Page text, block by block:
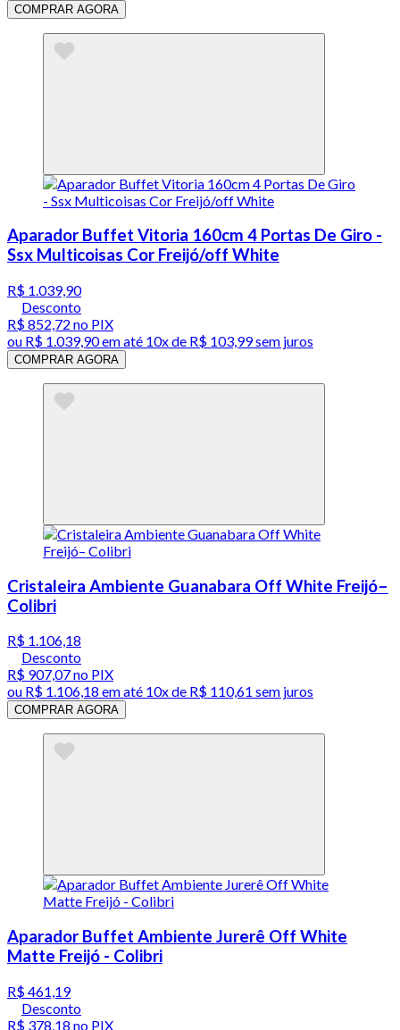
COMPRAR AGORA
Aparador Buffet Vitoria 160cm 4 Portas De Giro -
Ssx Multicoisas Cor Freijó/off White
R$ 1.039,90
Desconto
R$ 852,72 no PIX
ou R$ 1.039,90em até 10x de R$ 103,99 sem juros
COMPRAR AGORA
Cristaleira Ambiente Guanabara Off White Freijó–
Colibri
R$ 1.106,18
Desconto
R$ 907,07no PIX
ou R$ 1.106,18 em até 10x de R$ 110,61 sem juros
COMPRAR AGORA
Aparador Buffet Ambiente Jurerê Off White
Matte Freijó - Colibri
R$ 461,19
Desconto
R$ 378,18 no PIX